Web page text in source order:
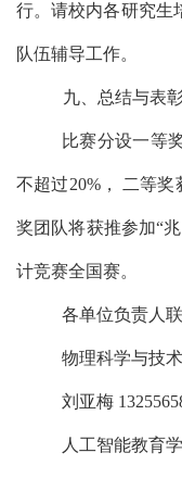
行。请校内各研究生
队伍辅导工作。
九、总结与表
比赛分设一等
不超过20%， 二等奖
奖团队将获推参加“
计竞赛全国赛。
各单位负责人
物理科学与技术
刘亚梅
人工智能教育学